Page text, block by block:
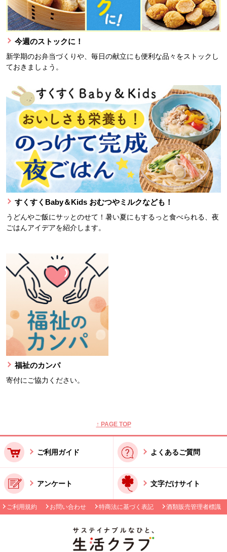
今週のストックに！
新学期のお弁当づくりや、毎日の献立にも便利な品々をストックし
ておきましょう。
すくすくBaby＆Kids おむつやミルクなども！
うどんやご飯にサッとのせて！暑い夏にもするっと食べられる、夜
ごはんアイデアを紹介します。
福祉のカンパ
寄付にご協力ください。
↑ PAGE TOP
ご利用ガイド よくあるご質問
アンケート 文字だけサイト
ご利用規約 お問い合わせ 特商法に基づく表記 酒類販売管理者標識